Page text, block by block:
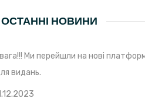
ОСТАННІ НОВИНИ
Ми перейшли на нові
видань.